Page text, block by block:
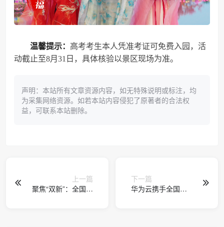
温馨提示： 高考考生本人凭准考证可免费入园，活
动截止至8月31日，具体核验以景区现场为准。
声明：本站所有文章资源内容，如无特殊说明或标注，均
为采集网络资源。如若本站内容侵犯了原著者的合法权
益，可联系本站删除。
上一篇
聚焦“双新”：全国外
下一篇
华为云携手全国十